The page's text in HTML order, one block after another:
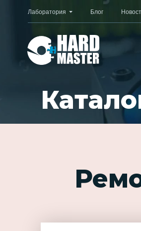
Лаборатория Блог